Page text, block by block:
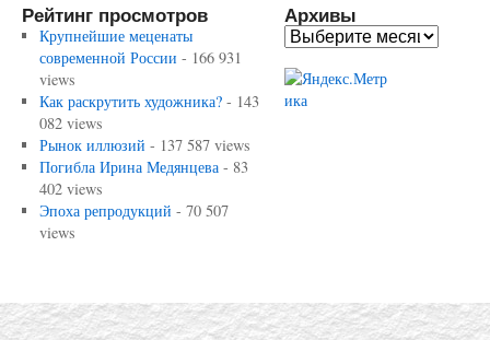
Рейтинг просмотров
Крупнейшие меценаты
современной России - 166 931
views
Как раскрутить художника?- 143
082 views
Рынок иллюзий - 137 587 views
Погибла Ирина Медянцева- 83
402 views
Эпоха репродукций - 70 507
views
Архивы